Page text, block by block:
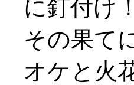
に釘付け！
その果て
オケと火